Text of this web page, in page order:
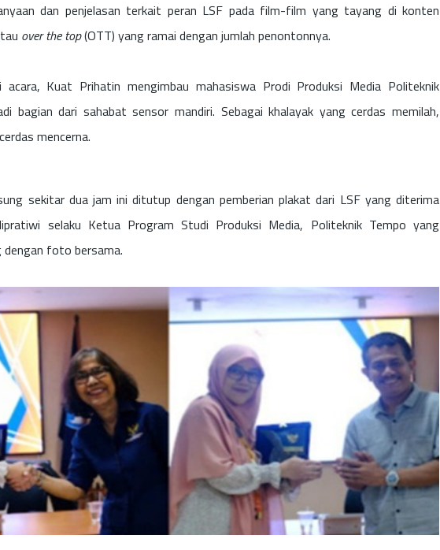
dan penjelasan terkait peran LSF pada film-film yang tayang di konten
over the top(OTT) yang ramai dengan jumlah penontonnya.
acara, Kuat Prihatin mengimbau mahasiswa Prodi Produksi Media Politeknik
bagian dari sahabat sensor mandiri. Sebagai khalayak yang cerdas memilah,
mencerna.
sekitar dua jam ini ditutup dengan pemberian plakat dari LSF yang diterima
selaku Ketua Program Studi Produksi Media, Politeknik Tempo yang
dengan foto bersama.